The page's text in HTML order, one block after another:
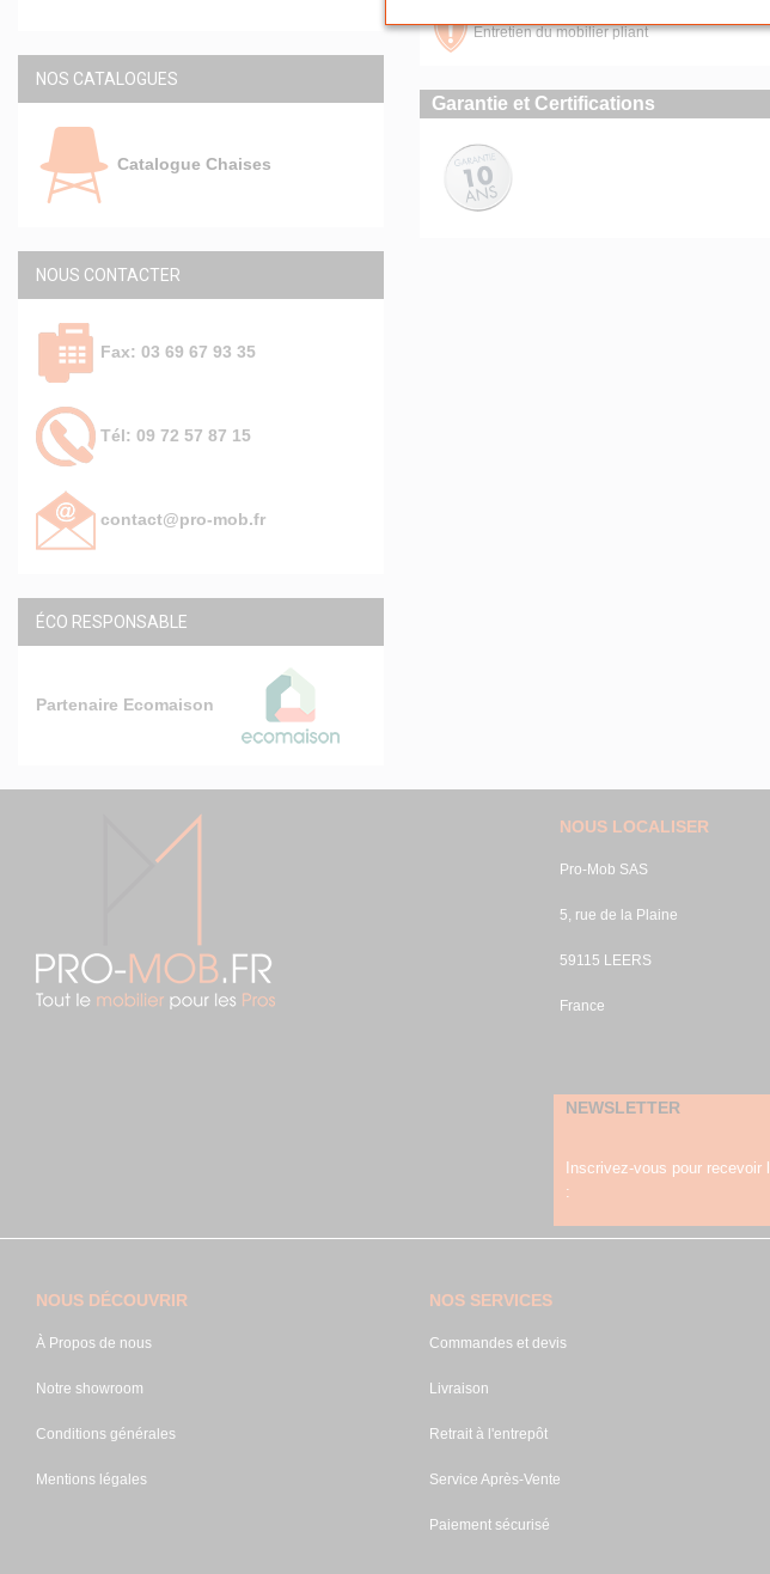
NOS CATALOGUES
Catalogue Chaises
NOUS CONTACTER
Fax: 03 69 67 93 35
Tél: 09 72 57 87 15
contact@pro-mob.fr
ÉCO RESPONSABLE
Partenaire Ecomaison
Entretien du mobilier pliant
Garantie et Certifications
NOUS LOCALISER
Pro-Mob SAS
5, rue de la Plaine
59115 LEERS
France
NEWSLETTER
Inscrivez-vous pour
:
NOUS DÉCOUVRIR
À Propos de nous
Notre showroom
Conditions générales
Mentions légales
NOS SERVICES
Commandes et devis
Livraison
Retrait à l'entrepôt
Service Après-Vente
Paiement sécurisé